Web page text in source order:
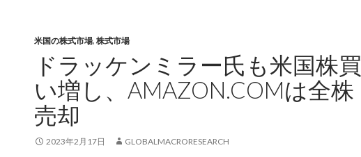
米国の株式市場, 株式市場
ドラッケンミラー氏も米国株買
い増し、AMAZON.COMは全株
売却
2023年2月17日 GLOBALMACRORESEARCH